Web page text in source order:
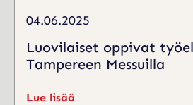
04.06.2025
Luovilaiset oppivat
Tampereen Messuilla
Lue lisää